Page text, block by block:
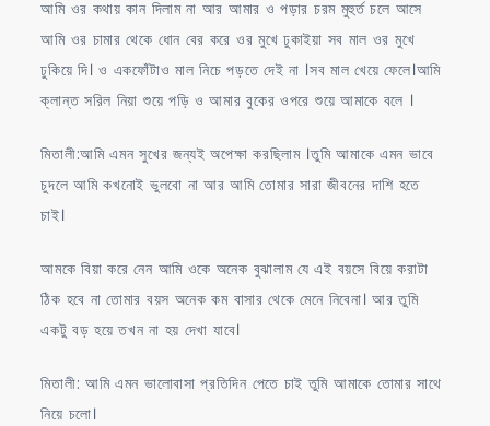
আমি ওর কথায় কান দিলাম না আর আমার ও পড়ার চরম মুহুর্ত চলে আসে
আমি ওর চামার থেকে ধোন বের করে ওর মুখে ঢুকাইয়া সব মাল ওর মুখে
ঢুকিয়ে দি। ও একফোঁটাও মাল নিচে পড়তে দেই না ।সব মাল খেয়ে ফেলে।আমি
ক্লান্ত সরিল নিয়া শুয়ে পড়ি ও আমার বুকের ওপরে শুয়ে আমাকে বলে ।
মিতালী:আমি এমন সুখের জন্যই অপেক্ষা করছিলাম ।তুমি আমাকে এমন ভাবে
চুদলে আমি কখনোই ভুলবো না আর আমি তোমার সারা জীবনের দাশি হতে
চাই।
আমকে বিয়া করে নেন আমি ওকে অনেক বুঝালাম যে এই বয়সে বিয়ে করাটা
ঠিক হবে না তোমার বয়স অনেক কম বাসার থেকে মেনে নিবেনা। আর তুমি
একটু বড় হয়ে তখন না হয় দেখা যাবে।
মিতালী: আমি এমন ভালোবাসা প্রতিদিন পেতে চাই তুমি আমাকে তোমার সাথে
নিয়ে চলো।